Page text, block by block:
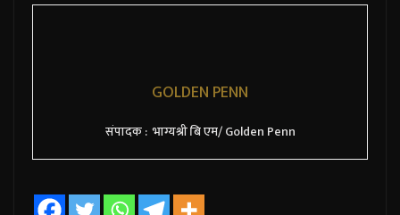
GOLDEN PENN
संपादक : भाग्यश्री बि एम/ Golden Penn